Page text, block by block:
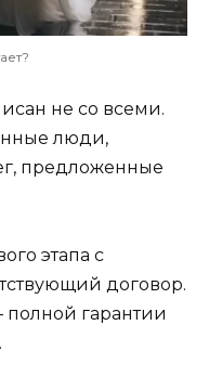
не со всеми.
люди,
предложенные
этапа с
договор.
гарантии